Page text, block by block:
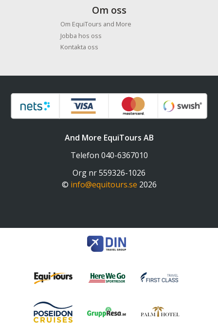
Om oss
Om EquiTours and More
Jobba hos oss
Kontakta oss
And More EquiTours AB
Telefon 040-6367010
Org nr 559326-1026
© info@equitours.se 2026